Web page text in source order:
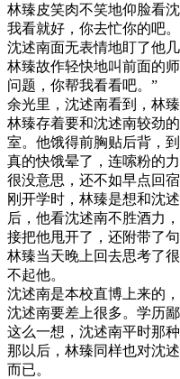
林臻皮笑肉不笑地仰脸看
我看就好，你去忙你的吧
沈述南面无表情地盯了他
林臻故作轻快地叫前面的
问题，你帮我看看吧。”
余光里，沈述南看到，林
林臻存着要和沈述南较劲
室。他饿得前胸贴后背，
真的快饿晕了，连嗦粉的
很没意思，还不如早点回宿
刚开学时，林臻是想和沈
后，他看沈述南不胜酒力
接把他甩开了，还附带了句
林臻当天晚上回去思考了
不起他。
沈述南是本校直博上来的
沈述南要差上很多。学历
这么一想，沈述南平时那
那以后，林臻同样也对沈
而已。